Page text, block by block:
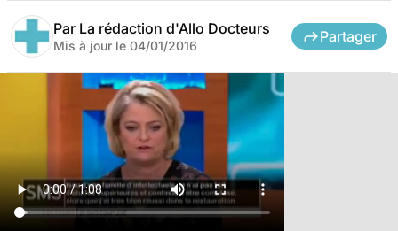
Par La rédaction d'Allo Docteurs
Mis à jour le 04/01/2016
Partager